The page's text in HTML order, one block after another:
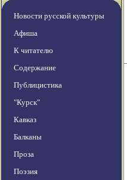
Новости русской культуры
Афиша
К читателю
Содержание
Публицистика
"Курск"
Кавказ
Балканы
Проза
Поэзия